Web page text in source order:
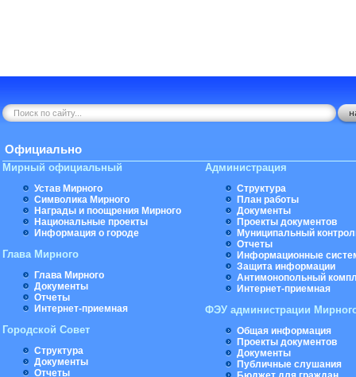
Официально
Мирный официальный
Устав Мирного
Символика Мирного
Награды и поощрения Мирного
Национальные проекты
Информация о городе
Глава Мирного
Глава Мирного
Документы
Отчеты
Интернет-приемная
Городской Совет
Структура
Документы
Отчеты
Администрация
Структура
План работы
Документы
Проекты документов
Муниципальный
Отчеты
Информационные
Защита информации
Антимонопольный
Интернет-приемная
ФЭУ администрации
Общая информация
Проекты документов
Документы
Публичные слушания